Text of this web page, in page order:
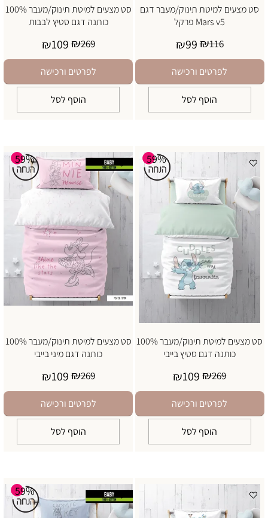
סט מצעים למיטת תינוק/מעבר דגם
Mars v5 פרקל
₪116
₪99
לפרטים ורכישה
הוסף לסל
סט מצעים למיטת תינוק/מעבר 100%
כותנה דגם סטיץ לבבות
₪269
₪109
לפרטים ורכישה
הוסף לסל
59%
סט מצעים למיטת תינוק/מעבר 100%
כותנה דגם סטיץ בייבי
₪269
₪109
לפרטים ורכישה
הוסף לסל
59%
סט מצעים למיטת תינוק/מעבר 100%
כותנה דגם מיני בייבי
₪269
₪109
לפרטים ורכישה
הוסף לסל
59%